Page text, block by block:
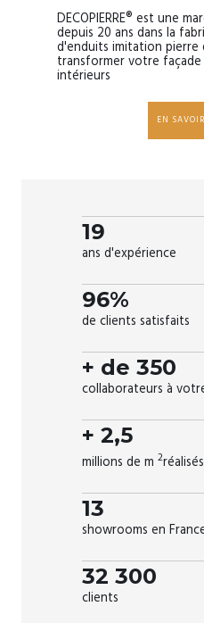
DECOPIERRE® est une
depuis 20 ans dans la
d'enduits imitation pierre
transformer votre
intérieurs
EN SAVOIR
19
ans d'expérience
96%
de clients satisfaits
+ de 350
collaborateurs à
+ 2,5
millions de m 2réalisés
13
showrooms en
32 300
clients